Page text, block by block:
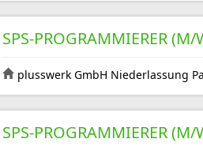
SPS-PROGRAMMIERER
plusswerk GmbH Niederlassung
SPS-PROGRAMMIERER